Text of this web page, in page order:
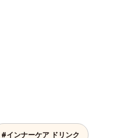
#インナーケア ドリンク